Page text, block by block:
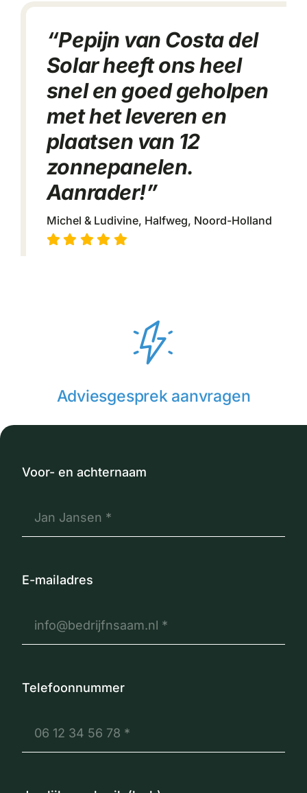
“Pepijn van Costa del
Solar heeft ons heel
snel en goed geholpen
met het leveren en
plaatsen van 12
zonnepanelen.
Aanrader!”
Michel & Ludivine, Halfweg, Noord-Holland
Adviesgesprek aanvragen
Voor- en achternaam
E-mailadres
Telefoonnummer